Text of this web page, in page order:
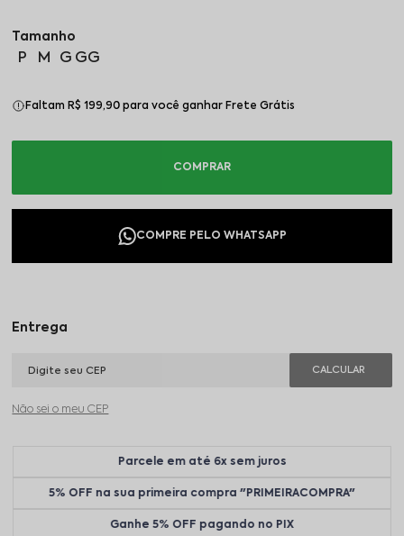
P M G GG
Faltam R$ 199,90 para você ganhar Frete Grátis
Não sei o meu CEP
Parcele em até 6x sem juros
5% OFF na sua primeira compra "PRIMEIRACOMPRA"
Ganhe 5% OFF pagando no PIX